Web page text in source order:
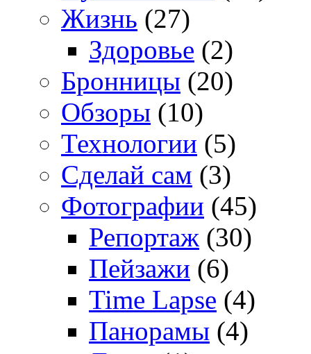
Жизнь (27)
Здоровье (2)
Бронницы (20)
Обзоры (10)
Технологии (5)
Сделай сам (3)
Фотографии (45)
Репортаж (30)
Пейзажи (6)
Time Lapse (4)
Панорамы (4)